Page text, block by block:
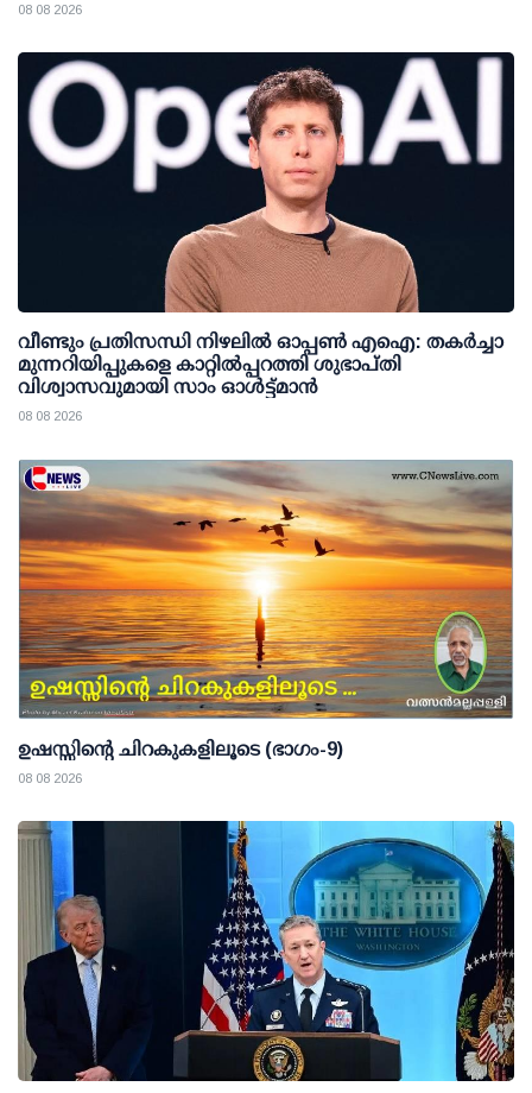
08 08 2026
വീണ്ടും പ്രതിസന്ധി നിഴലില്‍ ഓപ്പണ്‍ എഐ: തകര്‍ച്ചാ
മുന്നറിയിപ്പുകളെ കാറ്റില്‍പ്പറത്തി ശുഭാപ്തി
വിശ്വാസവുമായി സാം ഓള്‍ട്ട്മാന്‍
08 08 2026
ഉഷസ്സിന്റെ ചിറകുകളിലൂടെ (ഭാഗം-9)
08 08 2026